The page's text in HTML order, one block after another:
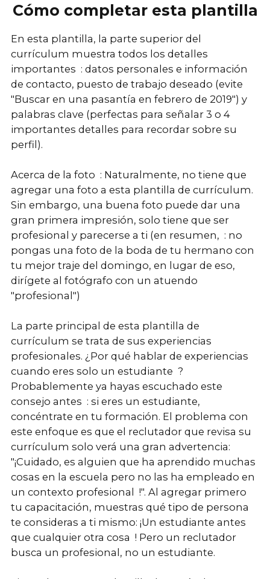
Cómo completar esta plantilla
En esta plantilla, la parte superior del
currículum muestra todos los detalles
importantes : datos personales e información
de contacto, puesto de trabajo deseado (evite
"Buscar en una pasantía en febrero de 2019") y
palabras clave (perfectas para señalar 3 o 4
importantes detalles para recordar sobre su
perfil).
Acerca de la foto : Naturalmente, no tiene que
agregar una foto a esta plantilla de currículum.
Sin embargo, una buena foto puede dar una
gran primera impresión, solo tiene que ser
profesional y parecerse a ti (en resumen, : no
pongas una foto de la boda de tu hermano con
tu mejor traje del domingo, en lugar de eso,
dirígete al fotógrafo con un atuendo
"profesional")
La parte principal de esta plantilla de
currículum se trata de sus experiencias
profesionales. ¿Por qué hablar de experiencias
cuando eres solo un estudiante ?
Probablemente ya hayas escuchado este
consejo antes : si eres un estudiante,
concéntrate en tu formación. El problema con
este enfoque es que el reclutador que revisa su
currículum solo verá una gran advertencia:
"¡Cuidado, es alguien que ha aprendido muchas
cosas en la escuela pero no las ha empleado en
un contexto profesional !". Al agregar primero
tu capacitación, muestras qué tipo de persona
te consideras a ti mismo: ¡Un estudiante antes
que cualquier otra cosa ! Pero un reclutador
busca un profesional, no un estudiante.